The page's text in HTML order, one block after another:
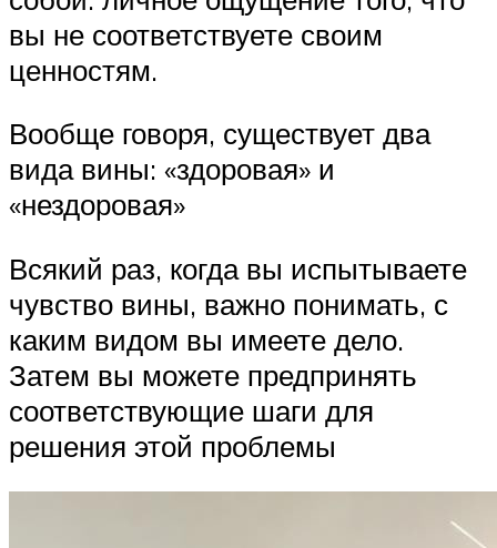
вы не соответствуете своим
ценностям.
Вообще говоря, существует два
вида вины: «здоровая» и
«нездоровая»
Всякий раз, когда вы испытываете
чувство вины, важно понимать, с
каким видом вы имеете дело.
Затем вы можете предпринять
соответствующие шаги для
решения этой проблемы